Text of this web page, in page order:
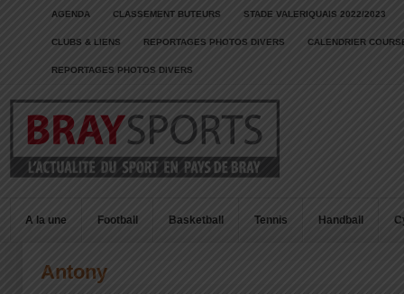
AGENDA CLASSEMENT BUTEURS STADE VALERIQUAIS 2022/2023
CLUBS & LIENS REPORTAGES PHOTOS DIVERS CALENDRIER
REPORTAGES PHOTOS DIVERS
A la une Football Basketball Tennis Handball
Antony